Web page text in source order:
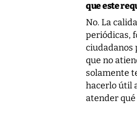
que este
No. La
periódicas,
ciudadanos
que no
solamente
hacerlo útil
atender